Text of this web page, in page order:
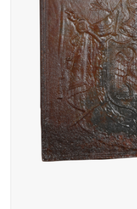
Objecten
Vloeren - Steen, Terra Cotta
& Marmer
Tevreden Klanten